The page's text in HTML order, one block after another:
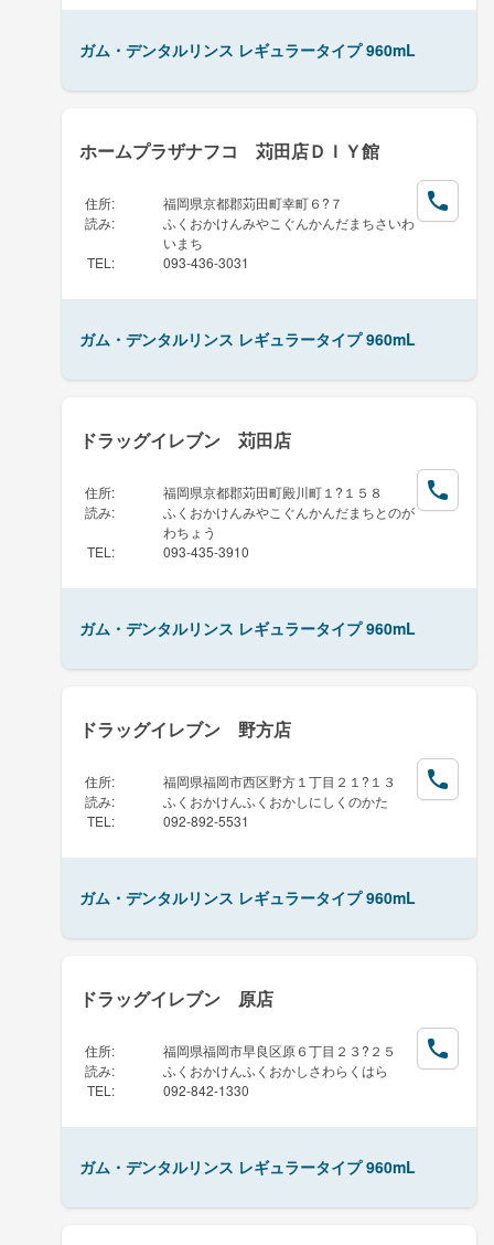
ガム・デンタルリンス レギュラータイプ 960mL
ホームプラザナフコ 苅田店ＤＩＹ館
住所:
福岡県京都郡苅田町幸町６?７
読み:
ふくおかけんみやこぐんかんだまちさいわ
いまち
TEL : 093-436-3031
ガム・デンタルリンス レギュラータイプ 960mL
ドラッグイレブン 苅田店
住所:
福岡県京都郡苅田町殿川町１?１５８
読み:
ふくおかけんみやこぐんかんだまちとのが
わちょう
TEL : 093-435-3910
ガム・デンタルリンス レギュラータイプ 960mL
ドラッグイレブン 野方店
住所:
福岡県福岡市西区野方１丁目２１?１３
読み:
ふくおかけんふくおかしにしくのかた
TEL : 092-892-5531
ガム・デンタルリンス レギュラータイプ 960mL
ドラッグイレブン 原店
住所:
福岡県福岡市早良区原６丁目２３?２５
読み:
ふくおかけんふくおかしさわらくはら
TEL : 092-842-1330
ガム・デンタルリンス レギュラータイプ 960mL